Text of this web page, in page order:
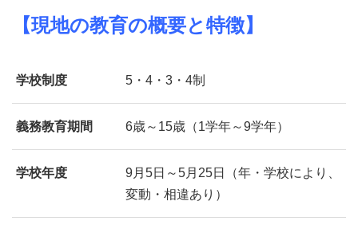
【現地の教育の概要と特徴】
学校制度 5・4・3・4制
義務教育期間 6歳～15歳（1学年～9学年）
学校年度
9月5日～5月25日（年・学校により、
変動・相違あり）